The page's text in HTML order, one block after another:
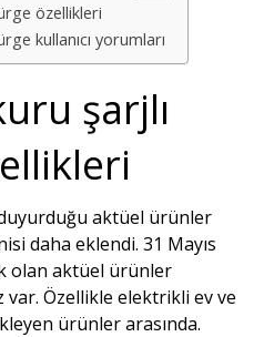
özellikleri
kullanıcı yorumları
şarjlı
aktüel ürünler
daha eklendi. 31 Mayıs
olan aktüel ürünler
var. Özellikle elektrikli ev ve
ürünler arasında.